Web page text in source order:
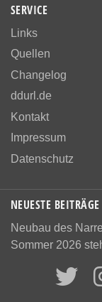
SERVICE
Links
Quellen
Changelog
ddurl.de
Kontakt
Impressum
Datenschutz
NEUESTE BEITRÄGE
Neubau des
Sommer 2026